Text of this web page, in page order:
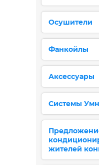
Осушители
Фанкойлы
Аксессуары
Системы
жителей